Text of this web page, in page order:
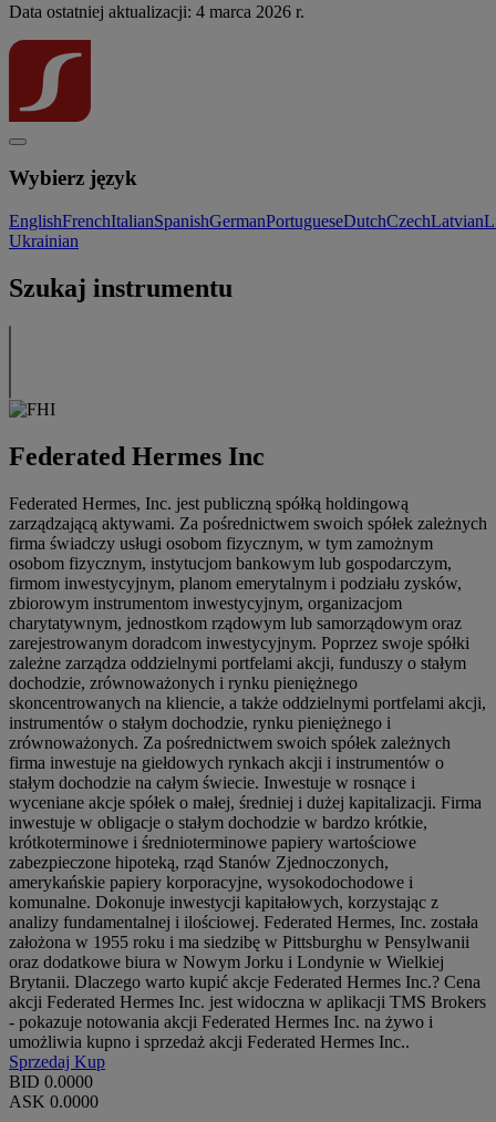
Data ostatniej aktualizacji: 4 marca 2026 r.
Wybierz język
EnglishFrenchItalianSpanishGermanPortugueseDutchCzechLatvian
Ukrainian
Szukaj instrumentu
Federated Hermes Inc
Federated Hermes, Inc. jest publiczną spółką holdingową
zarządzającą aktywami. Za pośrednictwem swoich spółek zależnych
firma świadczy usługi osobom fizycznym, w tym zamożnym
osobom fizycznym, instytucjom bankowym lub gospodarczym,
firmom inwestycyjnym, planom emerytalnym i podziału zysków,
zbiorowym instrumentom inwestycyjnym, organizacjom
charytatywnym, jednostkom rządowym lub samorządowym oraz
zarejestrowanym doradcom inwestycyjnym. Poprzez swoje spółki
zależne zarządza oddzielnymi portfelami akcji, funduszy o stałym
dochodzie, zrównoważonych i rynku pieniężnego
skoncentrowanych na kliencie, a także oddzielnymi portfelami akcji,
instrumentów o stałym dochodzie, rynku pieniężnego i
zrównoważonych. Za pośrednictwem swoich spółek zależnych
firma inwestuje na giełdowych rynkach akcji i instrumentów o
stałym dochodzie na całym świecie. Inwestuje w rosnące i
wyceniane akcje spółek o małej, średniej i dużej kapitalizacji. Firma
inwestuje w obligacje o stałym dochodzie w bardzo krótkie,
krótkoterminowe i średnioterminowe papiery wartościowe
zabezpieczone hipoteką, rząd Stanów Zjednoczonych,
amerykańskie papiery korporacyjne, wysokodochodowe i
komunalne. Dokonuje inwestycji kapitałowych, korzystając z
analizy fundamentalnej i ilościowej. Federated Hermes, Inc. została
założona w 1955 roku i ma siedzibę w Pittsburghu w Pensylwanii
oraz dodatkowe biura w Nowym Jorku i Londynie w Wielkiej
Brytanii. Dlaczego warto kupić akcje Federated Hermes Inc.? Cena
akcji Federated Hermes Inc. jest widoczna w aplikacji TMS Brokers
- pokazuje notowania akcji Federated Hermes Inc. na żywo i
umożliwia kupno i sprzedaż akcji Federated Hermes Inc..
Sprzedaj Kup
BID 0.0000
ASK 0.0000